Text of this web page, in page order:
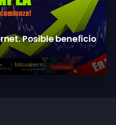
Posible beneficio